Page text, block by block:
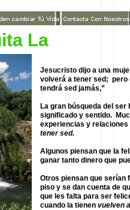
La
Jesucristo dijo a una
volverá a tener sed; pero
tendrá sed jamás,”
La gran búsqueda del
significado y sentido.
experiencias y
tener sed.
Algunos piensan que la
ganar tanto dinero que
Otros piensan que serían
piso y se dan cuenta de
que les falta para ser
cuando la tienen vuelven